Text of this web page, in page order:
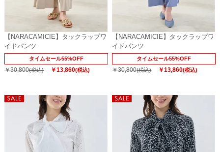
【NARACAMICIE】タックラップワ
イドパンツ
タイムセール55%OFF
￥30,800(税込) ￥13,860(税込)
【NARACAMICIE】タックラップワ
イドパンツ
タイムセール55%OFF
￥30,800(税込) ￥13,860(税込)